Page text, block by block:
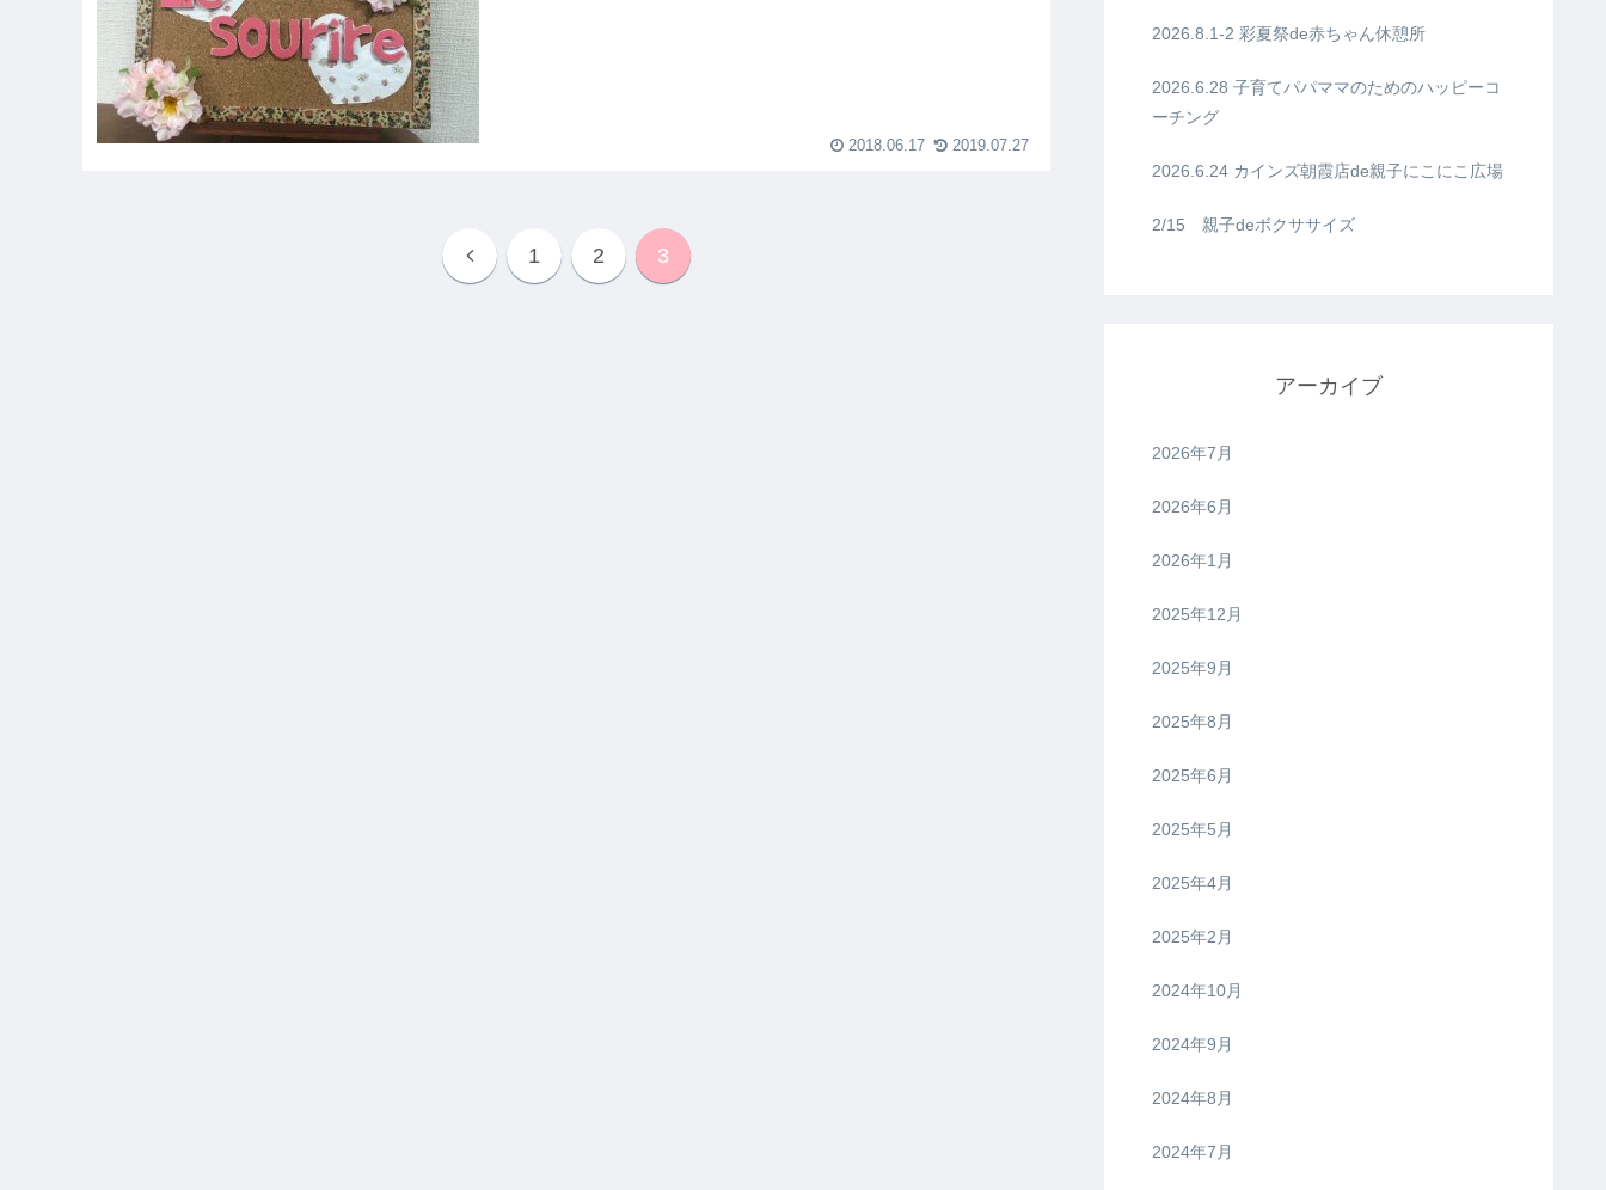
2018.06.17 2019.07.27
1 2 3
2026.8.1-2 彩夏祭de赤ちゃん休憩所
2026.6.28 子育てパパママのためのハッピーコ
ーチング
2026.6.24 カインズ朝霞店de親子にこにこ広場
2/15 親子deボクササイズ
アーカイブ
2026年7月
2026年6月
2026年1月
2025年12月
2025年9月
2025年8月
2025年6月
2025年5月
2025年4月
2025年2月
2024年10月
2024年9月
2024年8月
2024年7月